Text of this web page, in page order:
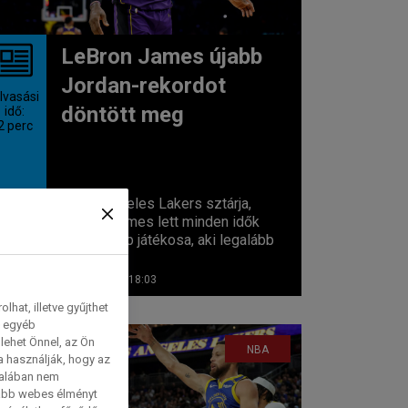
idő:
perc
LeBron James újabb
Jordan-rekordot
döntött meg
A Los Angeles Lakers sztárja,
LeBron James lett minden idők
legidősebb játékosa, aki legalább
40...
2025. 02. 07. 18:03
NBA
illetve gyűjthet
Önnel, az Ön
használják, hogy az
nem
webes élményt